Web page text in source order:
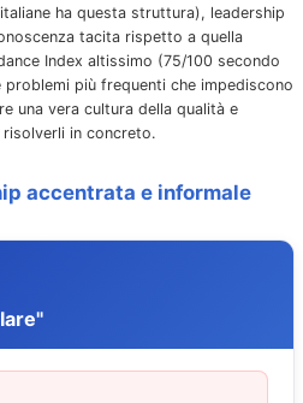
ha questa struttura), leadership
tacita rispetto a quella
Index altissimo (75/100 secondo
più frequenti che impediscono
una vera cultura della qualità e
in concreto.
accentrata e informale